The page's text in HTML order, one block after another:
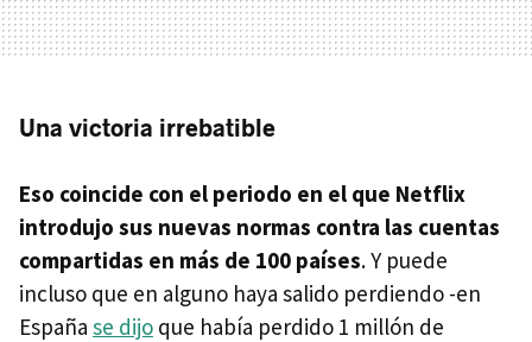
Una victoria irrebatible
Eso coincide con el periodo en el que Netflix
introdujo sus nuevas normas contra las cuentas
compartidas en más de 100 países. Y puede
incluso que en alguno haya salido perdiendo -en
España se dijo que había perdido 1 millón de